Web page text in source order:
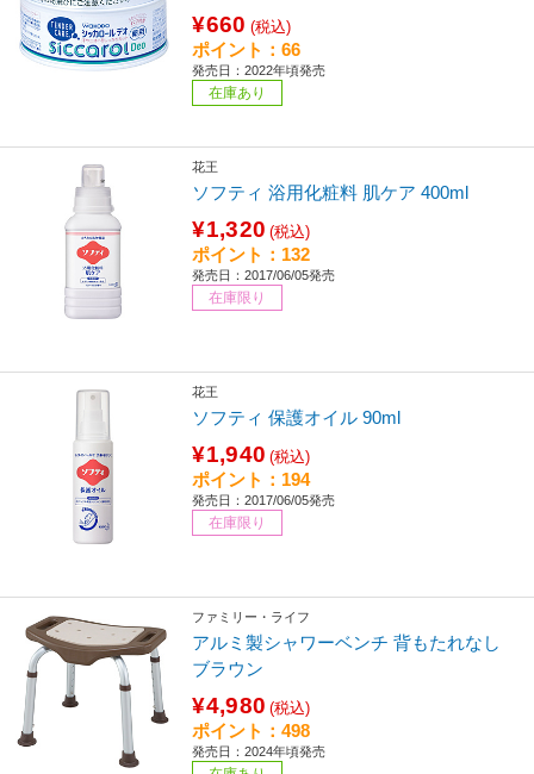
¥660 (税込)
ポイント：66
発売日：2022年頃発売
在庫あり
花王
ソフティ 浴用化粧料 肌ケア 400ml
¥1,320 (税込)
ポイント：132
発売日：2017/06/05発売
在庫限り
花王
ソフティ 保護オイル 90ml
¥1,940 (税込)
ポイント：194
発売日：2017/06/05発売
在庫限り
ファミリー・ライフ
アルミ製シャワーベンチ 背もたれなし
ブラウン
¥4,980 (税込)
ポイント：498
発売日：2024年頃発売